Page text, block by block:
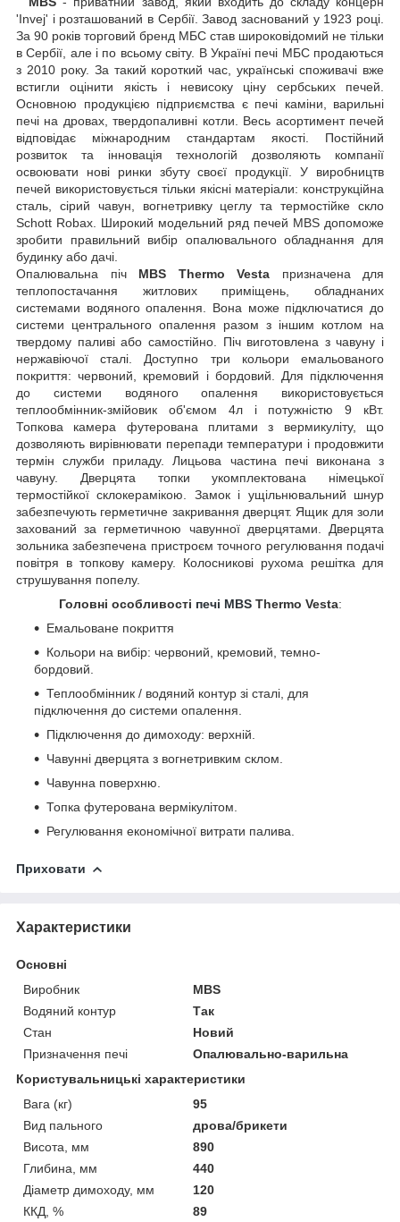
'Invej' і розташований в Сербії. Завод заснований у 1923 році.
За 90 років торговий бренд МБС став широковідомий не тільки
в Сербії, але і по всьому світу. В Україні печі МБС продаються
з 2010 року. За такий короткий час, українські споживачі вже
встигли оцінити якість і невисоку ціну сербських печей.
Основною продукцією підприємства є печі каміни, варильні
печі на дровах, твердопаливні котли. Весь асортимент печей
відповідає міжнародним стандартам якості. Постійний
розвиток та інновація технологій дозволяють компанії
освоювати нові ринки збуту своєї продукції. У виробництв
печей використовується тільки якісні матеріали: конструкційна
сталь, сірий чавун, вогнетривку цеглу та термостійке скло
Schott Robax. Широкий модельний ряд печей MBS допоможе
зробити правильний вибір опалювального обладнання для
будинку або дачі.
Опалювальна піч MBS Thermo Vesta призначена для
теплопостачання житлових приміщень, обладнаних
системами водяного опалення. Вона може підключатися до
системи центрального опалення разом з іншим котлом на
твердому паливі або самостійно. Піч виготовлена з чавуну і
нержавіючої сталі. Доступно три кольори емальованого
покриття: червоний, кремовий і бордовий. Для підключення
до системи водяного опалення використовується
теплообмінник-змійовик об'ємом 4л і потужністю 9 кВт.
Топкова камера футерована плитами з вермикуліту, що
дозволяють вирівнювати перепади температури і продовжити
термін служби приладу. Лицьова частина печі виконана з
чавуну. Дверцята топки укомплектована німецької
термостійкої склокерамікою. Замок і ущільнювальний шнур
забезпечують герметичне закривання дверцят. Ящик для золи
захований за герметичною чавунної дверцятами. Дверцята
зольника забезпечена пристроєм точного регулювання подачі
повітря в топкову камеру. Колосникові рухома решітка для
струшування попелу.
Головні особливості печі MBSThermo Vesta:
Емальоване покриття
Кольори на вибір: червоний, кремовий, темно-
бордовий.
Теплообмінник / водяний контур зі сталі, для
підключення до системи опалення.
Підключення до димоходу: верхній.
Чавунні дверцята з вогнетривким склом.
Чавунна поверхню.
Топка футерована вермікулітом.
Регулювання економічної витрати палива.
Приховати
Характеристики
Основні
Виробник
MBS
Водяний контур
Так
Стан
Новий
Призначення печі
Опалювально-варильна
Користувальницькі характеристики
Вага (кг)
95
Вид пального
дрова/брикети
Висота, мм
890
Глибина, мм
440
Діаметр димоходу, мм
120
ККД, %
89